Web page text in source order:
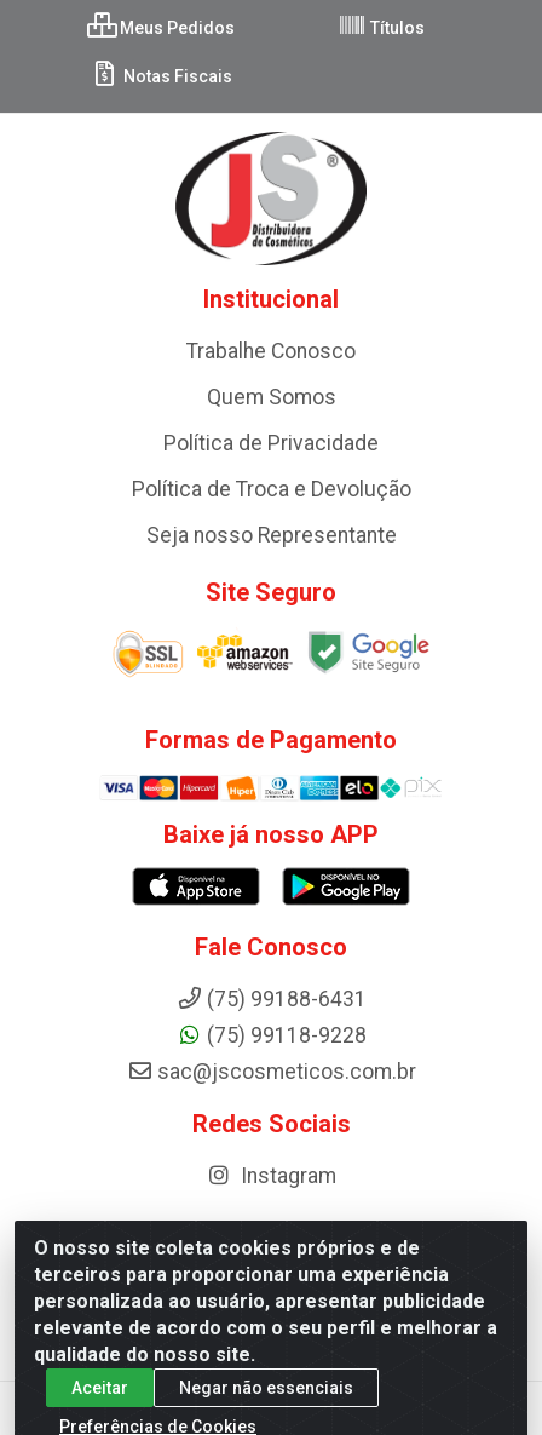
O nosso site coleta cookies próprios e de
terceiros para proporcionar uma experiência
personalizada ao usuário, apresentar publicidade
relevante de acordo com o seu perfil e melhorar a
qualidade do nosso site.
Aceitar
Negar não essenciais
Preferências de Cookies
Meus Pedidos Títulos
Notas Fiscais
Institucional
Trabalhe Conosco
Quem Somos
Política de Privacidade
Política de Troca e Devolução
Seja nosso Representante
Site Seguro
Formas de Pagamento
Baixe já nosso APP
Fale Conosco
(75) 99188-6431
(75) 99118-9228
sac@jscosmeticos.com.br
Redes Sociais
Instagram
Distribuidora de Cosméticos Antoneto LTDA - BA-052,
km 87 - Industrial, Ipirá - BA, 44600-000 - CNPJ
10.984.107/0001-75